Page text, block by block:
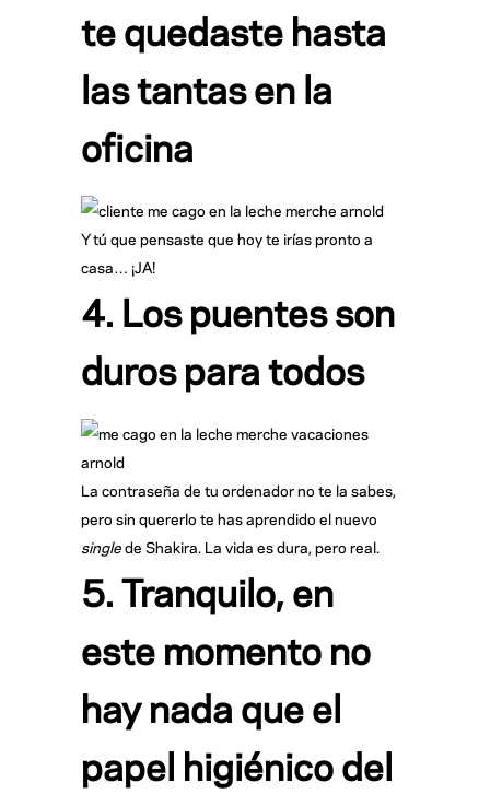
te quedaste hasta
las tantas en la
oficina
Y tú que pensaste que hoy te irías pronto a
casa… ¡JA!
4. Los puentes son
duros para todos
La contraseña de tu ordenador no te la sabes,
pero sin quererlo te has aprendido el nuevo
singlede Shakira. La vida es dura, pero real.
5. Tranquilo, en
este momento no
hay nada que el
papel higiénico del